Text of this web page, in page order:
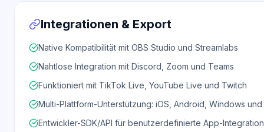
Integrationen & Export
Native Kompatibilität mit OBS Studio und Streamlabs
Nahtlose Integration mit Discord, Zoom und Teams
Funktioniert mit TikTok Live, YouTube Live und Twitch
Multi-Plattform-Unterstützung: iOS, Android, Windows und
Entwickler-SDK/API für benutzerdefinierte App-